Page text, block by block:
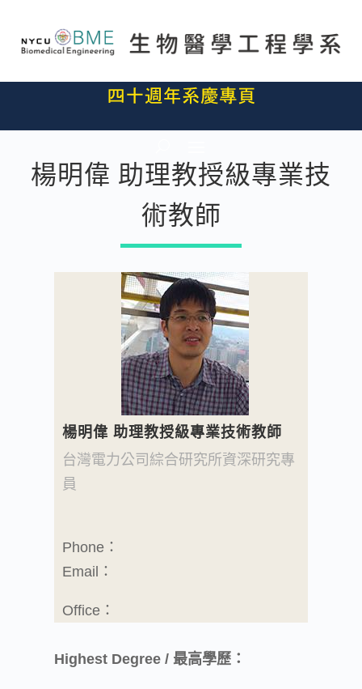
楊明偉 助理教授級專業技
術教師
楊明偉 助理教授級專業技術教師
台灣電力公司綜合研究所資深研究專
員
Phone：
Email：
Office：
Highest Degree / 最高學歷：